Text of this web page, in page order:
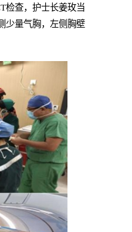
检查，护士长姜玫当
少量气胸，左侧胸壁